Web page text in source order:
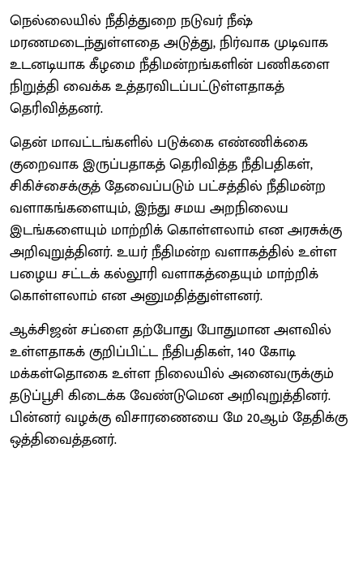
நெல்லையில் நீதித்துறை நடுவர் நீஷ்
மரணமடைந்துள்ளதை அடுத்து, நிர்வாக முடிவாக
உடனடியாக கீழமை நீதிமன்றங்களின் பணிகளை
நிறுத்தி வைக்க உத்தரவிடப்பட்டுள்ளதாகத்
தெரிவித்தனர்.
தென் மாவட்டங்களில் படுக்கை எண்ணிக்கை
குறைவாக இருப்பதாகத் தெரிவித்த நீதிபதிகள்,
சிகிச்சைக்குத் தேவைப்படும் பட்சத்தில் நீதிமன்ற
வளாகங்களையும், இந்து சமய அறநிலைய
இடங்களையும் மாற்றிக் கொள்ளலாம் என அரசுக்கு
அறிவுறுத்தினர். உயர் நீதிமன்ற வளாகத்தில் உள்ள
பழைய சட்டக் கல்லூரி வளாகத்தையும் மாற்றிக்
கொள்ளலாம் என அனுமதித்துள்ளனர்.
ஆக்சிஜன் சப்ளை தற்போது போதுமான அளவில்
உள்ளதாகக் குறிப்பிட்ட நீதிபதிகள், 140 கோடி
மக்கள்தொகை உள்ள நிலையில் அனைவருக்கும்
தடுப்பூசி கிடைக்க வேண்டுமென அறிவுறுத்தினர்.
பின்னர் வழக்கு விசாரணையை மே 20ஆம் தேதிக்கு
ஒத்திவைத்தனர்.